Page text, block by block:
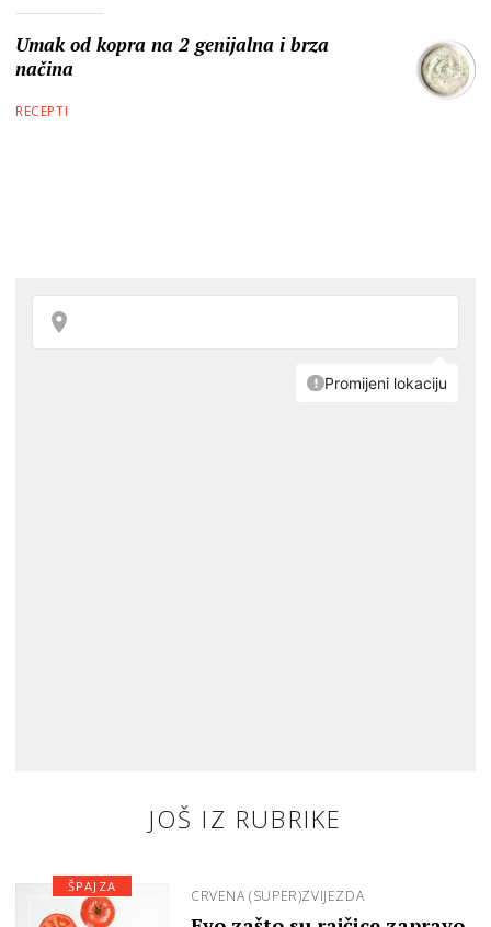
Umak od kopra na 2 genijalna i brza
načina
RECEPTI
JOŠ IZ RUBRIKE
CRVENA (SUPER)ZVIJEZDA
ŠPAJZA